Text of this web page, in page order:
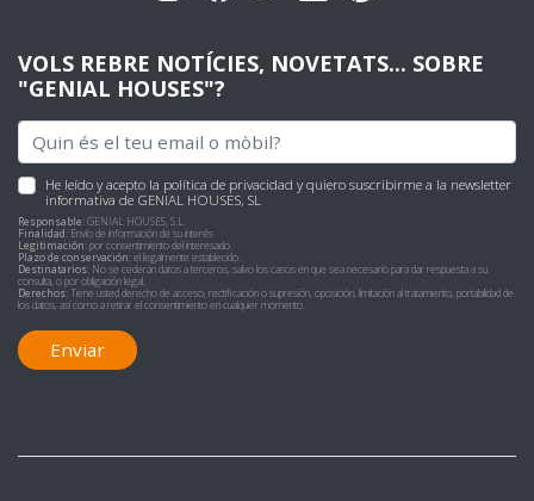
VOLS REBRE NOTÍCIES, NOVETATS... SOBRE
"GENIAL HOUSES"?
He leído y acepto la política de privacidad y quiero suscribirme a la newsletter
informativa de GENIAL HOUSES, SL
Responsable:GENIAL HOUSES, S.L.
Finalidad: Envío de información de su interés
Legitimación:por consentimiento del interesado.
Plazo de conservación:el legalmente establecido.
Destinatarios: No se cederán datos a terceros, salvo los casos en que sea necesario para dar respuesta a su
consulta, o por obligación legal.
Derechos:Tiene usted derecho de acceso, rectificación o supresión, oposición, limitación al tratamiento, portabilidad de
los datos, así como a retirar el consentimiento en cualquier momento.
Enviar